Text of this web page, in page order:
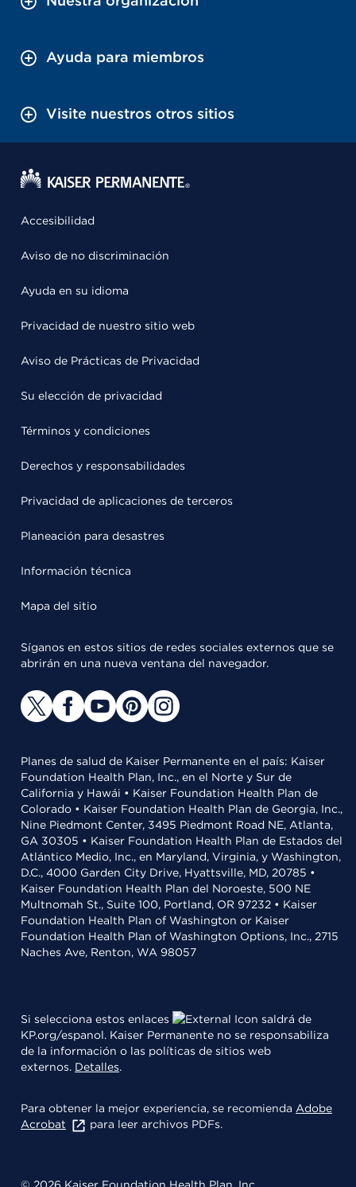
Ayuda para miembros
Visite nuestros otros sitios
Accesibilidad
Aviso de no discriminación
Ayuda en su idioma
Privacidad de nuestro sitio web
Aviso de Prácticas de Privacidad
Su elección de privacidad
Términos y condiciones
Derechos y responsabilidades
Privacidad de aplicaciones de terceros
Planeación para desastres
Información técnica
Mapa del sitio
Síganos en estos sitios de redes sociales externos que se
abrirán en una nueva ventana del navegador.
Planes de salud de Kaiser Permanente en el país: Kaiser
Foundation Health Plan, Inc., en el Norte y Sur de
California y Hawái • Kaiser Foundation Health Plan de
Colorado • Kaiser Foundation Health Plan de Georgia, Inc.,
Nine Piedmont Center, 3495 Piedmont Road NE, Atlanta,
GA 30305 • Kaiser Foundation Health Plan de Estados del
Atlántico Medio, Inc., en Maryland, Virginia, y Washington,
D.C., 4000 Garden City Drive, Hyattsville, MD, 20785 •
Kaiser Foundation Health Plan del Noroeste, 500 NE
Multnomah St., Suite 100, Portland, OR 97232 • Kaiser
Foundation Health Plan of Washington or Kaiser
Foundation Health Plan of Washington Options, Inc., 2715
Naches Ave, Renton, WA 98057
Si selecciona estos enlaces
saldrá de
KP.org/espanol. Kaiser Permanente no se responsabiliza
de la información o las políticas de sitios web
externos. Detalles.
Para obtener la mejor experiencia, se recomienda Adobe
Acrobat
para leer archivos PDFs.